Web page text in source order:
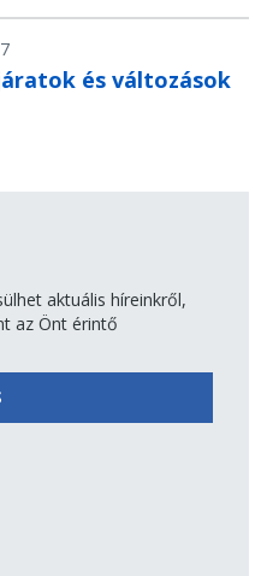
és változások
aktuális híreinkről,
az Önt érintő